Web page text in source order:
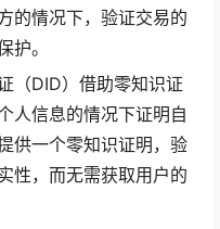
的情况下，验证交易的
护。
（DID）借助零知识证
人信息的情况下证明自
供一个零知识证明，验
性，而无需获取用户的